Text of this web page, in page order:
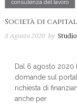
consulenza del lavoro
Società di
8 Agosto 2020 by
Dal 6 agosto 2020
domande sul
richiesta di
anche per